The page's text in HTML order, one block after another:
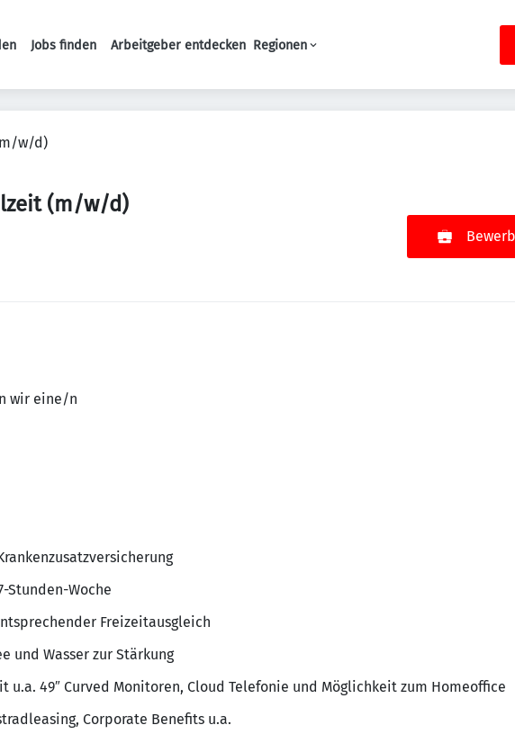
Haupt-Navigation
Jobs finden Arbeitgeber entdecken Regionen
w/d)
(m/w/d)
wir eine/n
Stunden-Woche
Freizeitausgleich
und Wasser zur Stärkung
49″ Curved Monitoren, Cloud Telefonie und Möglichkeit zum Homeoffice
Corporate Benefits u.a.